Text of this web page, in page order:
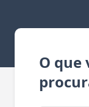
O que